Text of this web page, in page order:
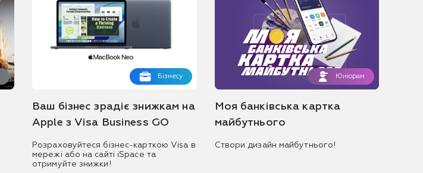
Бізнесу
Ваш бізнес зрадіє знижкам на
Apple з Visa Business GO
Розраховуйтеся бізнес-карткою Visa в
мережі або на сайті iSpace та
отримуйте знижки!
Юніорам
Моя банківська картка
майбутнього
Створи дизайн майбутнього!